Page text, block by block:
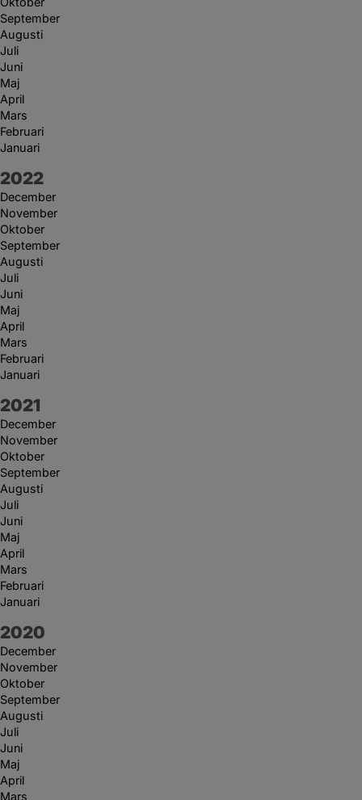
September
Augusti
Juli
Juni
Maj
April
Mars
Februari
Januari
År:
2022
December
November
Oktober
September
Augusti
Juli
Juni
Maj
April
Mars
Februari
Januari
År:
2021
December
November
Oktober
September
Augusti
Juli
Juni
Maj
April
Mars
Februari
Januari
År:
2020
December
November
Oktober
September
Augusti
Juli
Juni
Maj
April
Mars